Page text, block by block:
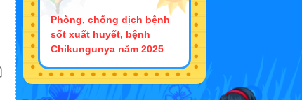
Phòng, chống dịch bệnh
sốt xuất huyết, bệnh
Chikungunya năm 2025